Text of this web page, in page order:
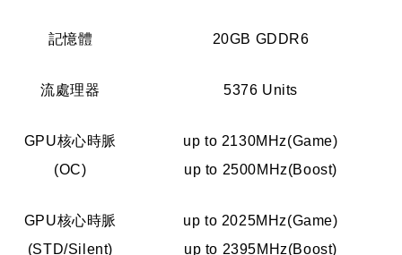
記憶體 20GB GDDR6
流處理器 5376 Units
GPU核心時脈
(OC)
up to 2130MHz(Game)
up to 2500MHz(Boost)
GPU核心時脈
(STD/Silent)
up to 2025MHz(Game)
up to 2395MHz(Boost)